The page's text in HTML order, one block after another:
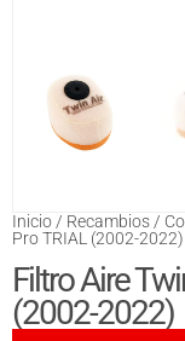
Inicio / Recambios /
Pro TRIAL (2002-2022)
Filtro Aire
(2002-2022)